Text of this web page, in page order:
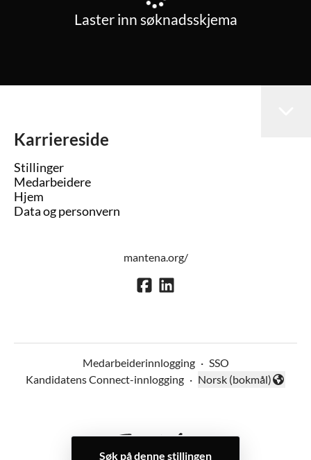
Søk på denne stillingen
Laster inn søknadsskjema
Karriereside
Stillinger
Medarbeidere
Hjem
Data og personvern
mantena.org/
Medarbeiderinnlogging · SSO
Kandidatens Connect-innlogging ·
Endre språk
Norsk (bokmål)